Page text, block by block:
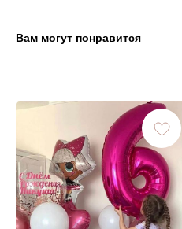
Вам могут понравится